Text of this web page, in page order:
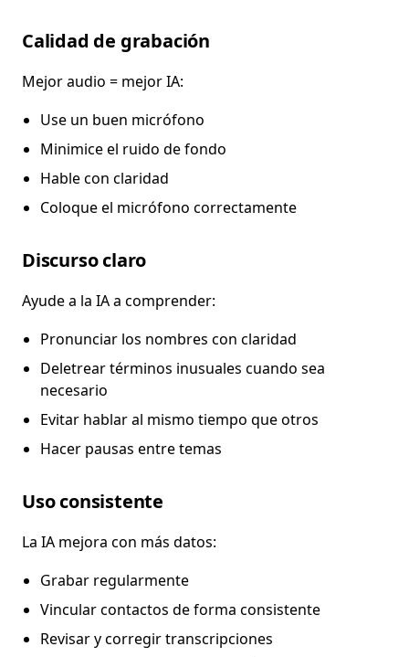
Calidad de grabación
Mejor audio = mejor IA:
Use un buen micrófono
Minimice el ruido de fondo
Hable con claridad
Coloque el micrófono correctamente
Discurso claro
Ayude a la IA a comprender:
Pronunciar los nombres con claridad
Deletrear términos inusuales cuando sea
necesario
Evitar hablar al mismo tiempo que otros
Hacer pausas entre temas
Uso consistente
La IA mejora con más datos:
Grabar regularmente
Vincular contactos de forma consistente
Revisar y corregir transcripciones